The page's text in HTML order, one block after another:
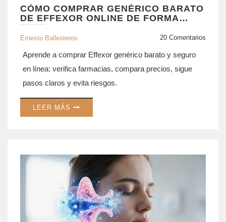
CÓMO COMPRAR GENÉRICO BARATO
DE EFFEXOR ONLINE DE FORMA
SEGURA
Ernesto Ballesteros 20 Comentarios
Aprende a comprar Effexor genérico barato y seguro
en línea: verifica farmacias, compara precios, sigue
pasos claros y evita riesgos.
LEER MÁS